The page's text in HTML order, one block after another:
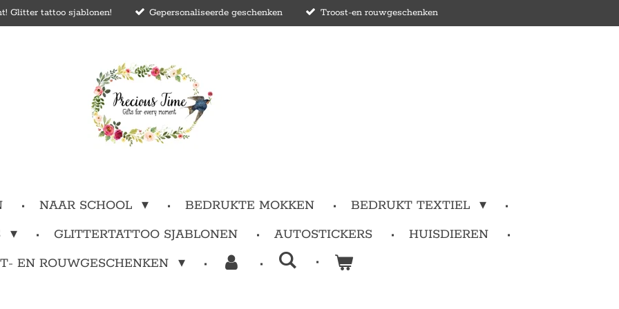
Glitter tattoo sjablonen! Gepersonaliseerde geschenken Troost-en rouwgeschenken
NAAR SCHOOL BEDRUKTE MOKKEN
BEDRUKT TEXTIEL
GLITTERTATTOO SJABLONEN AUTOSTICKERS
HUISDIEREN
EN ROUWGESCHENKEN